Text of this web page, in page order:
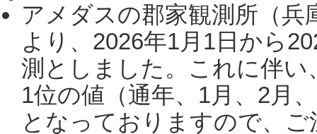
アメダスの郡家観測所（
より、2026年1月1日から
測としました。これに伴い
1位の値（通年、1月、2月
となっておりますので、